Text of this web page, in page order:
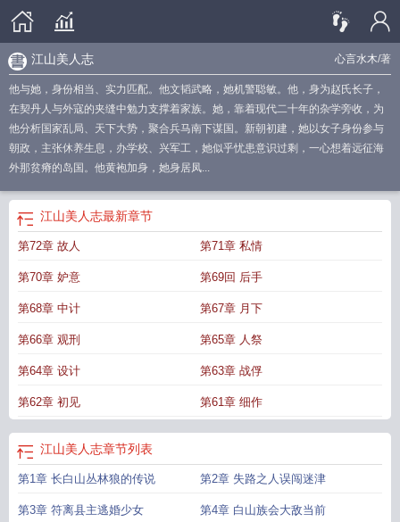
心言水木/著
江山美人志
他与她，身份相当、实力匹配。他文韬武略，她机警聪敏。他，身为赵氏长子，
在契丹人与外寇的夹缝中勉力支撑着家族。她，靠着现代二十年的杂学旁收，为
他分析国家乱局、天下大势，聚合兵马南下谋国。新朝初建，她以女子身份参与
朝政，主张休养生息，办学校、兴军工，她似乎忧患意识过剩，一心想着远征海
外那贫瘠的岛国。他黄袍加身，她身居凤...
江山美人志最新章节
第72章 故人 第71章 私情
第70章 妒意 第69回 后手
第68章 中计 第67章 月下
第66章 观刑 第65章 人祭
第64章 设计 第63章 战俘
第62章 初见 第61章 细作
江山美人志章节列表
第1章 长白山丛林狼的传说 第2章 失路之人误闯迷津
第3章 符离县主逃婚少女 第4章 白山族会大敌当前